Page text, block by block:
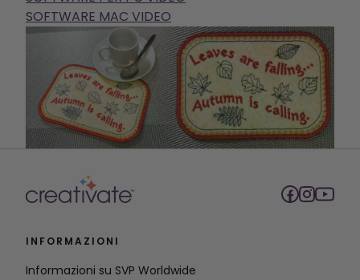
SOFTWARE MAC VIDEO
INFORMAZIONI
Informazioni su SVP Worldwide